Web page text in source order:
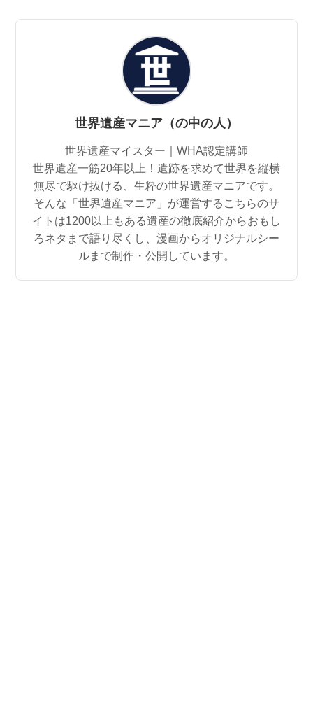
世界遺産マニア（の中の人）
世界遺産マイスター｜WHA認定講師
世界遺産一筋20年以上！遺跡を求めて世界を縦横
無尽で駆け抜ける、生粋の世界遺産マニアです。
そんな「世界遺産マニア」が運営するこちらのサ
イトは1200以上もある遺産の徹底紹介からおもし
ろネタまで語り尽くし、漫画からオリジナルシー
ルまで制作・公開しています。